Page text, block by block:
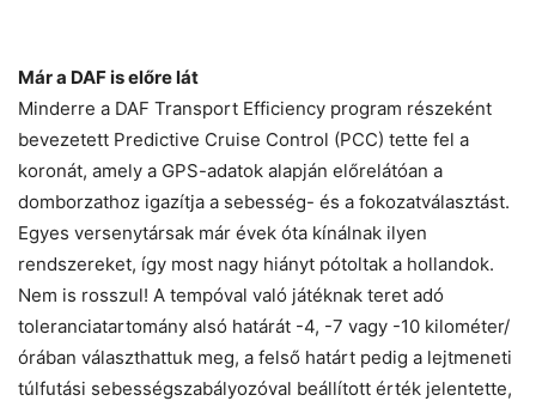
Már a DAF is előre lát
Minderre a DAF Transport Efficiency program részeként
bevezetett Predictive Cruise Control (PCC) tette fel a
koronát, amely a GPS-adatok alapján előrelátóan a
domborzathoz igazítja a sebesség- és a fokozatválasztást.
Egyes versenytársak már évek óta kínálnak ilyen
rendszereket, így most nagy hiányt pótoltak a hollandok.
Nem is rosszul! A tempóval való játéknak teret adó
toleranciatartomány alsó határát -4, -7 vagy -10 kilométer/
órában választhattuk meg, a felső határt pedig a lejtmeneti
túlfutási sebességszabályozóval beállított érték jelentette,